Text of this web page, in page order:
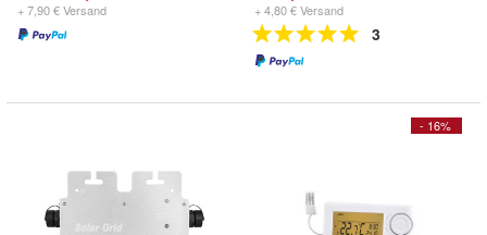
+ 7,90 € Versand
+ 4,80 € Versand
3
- 16%